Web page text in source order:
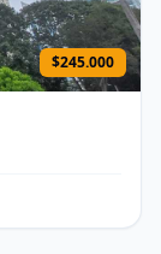
$245.000